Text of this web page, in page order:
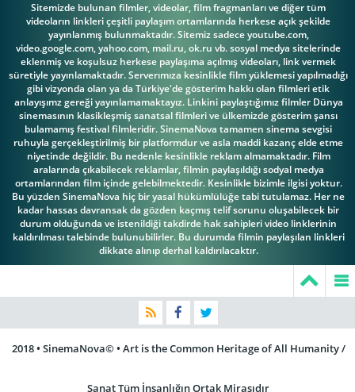
Sitemizde bulunan filmler, videolar, film fragmanları ve diğer tüm
videoların linkleri çeşitli paylaşım ortamlarında herkese açık şekilde
yayınlanmış bulunmaktadır. Sitemiz sadece youtube.com,
video.google.com, yahoo.com, mail.ru, ok.ru vb. sosyal medya sitelerinde
eklenmiş ve koşulsuz herkese paylaşıma açılmış videoları, link vermek
süretiyle yayınlamaktadır. Serverımıza kesinlikle film yüklemesi yapılmadığı
gibi vizyonda olan ya da Türkiye'de gösterim hakkı olan filmleri etik
anlayışımz gereği yayınlamamaktayız. Linkini paylaştığımız filmler Dünya
sinemasının klasikleşmiş sanatsal filmleri ve ülkemizde gösterim şansı
bulamamış festival filmleridir. SinemaNova tamamen sinema sevgisi
ruhuyla gerçekleştirilmiş bir platformdur ve asla maddi kazanç elde etme
niyetinde değildir. Bu nedenle kesinlikle reklam almamaktadır. Film
aralarında çıkabilecek reklamlar, filmin paylaşıldığı sodyal medya
ortamlarından film içinde gelebilmektedir. Kesinlikle bizimle ilgisi yoktur.
Bu yüzden SinemaNova hiç bir yasal hükümlülüğe tabi tutulamaz. Her ne
kadar hassas davransak da gözden kaçmış telif sorunu oluşabilecek bir
durum olduğunda ve istenildiği takdirde hak sahipleri video linklerinin
kaldırılması talebinde bulunubilirler. Bu durumda filmin paylaşılan linkleri
dikkate alınıp derhal kaldırılacaktır.
2018 • SinemaNova© • Art is the Common Heritage of All Humanity /
Sanat Tüm İnsanlığın Ortak Mirasıdır